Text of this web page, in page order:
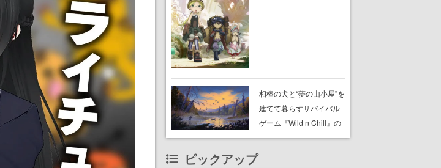
相棒の犬と“夢の山小屋”を
建てて暮らすサバイバル
ゲーム『Wild n Chill』の
体験版がSteamで配信
ピックアップ